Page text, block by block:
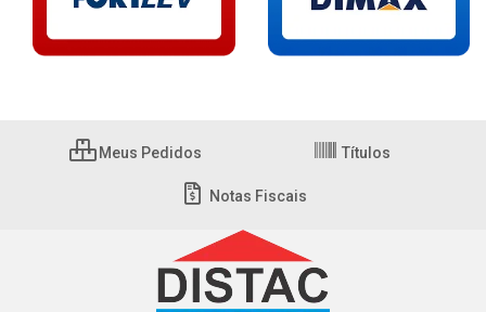
Meus Pedidos Títulos
Notas Fiscais